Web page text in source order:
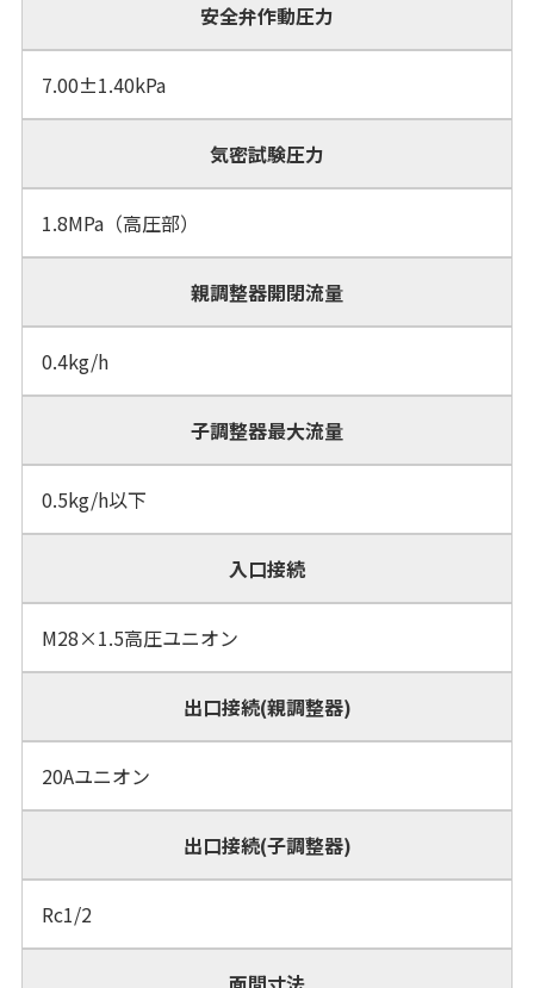
安全弁作動圧力
7.00±1.40kPa
気密試験圧力
1.8MPa（高圧部）
親調整器開閉流量
0.4kg/h
子調整器最大流量
0.5kg/h以下
入口接続
M28×1.5高圧ユニオン
出口接続(親調整器)
20Aユニオン
出口接続(子調整器)
Rc1/2